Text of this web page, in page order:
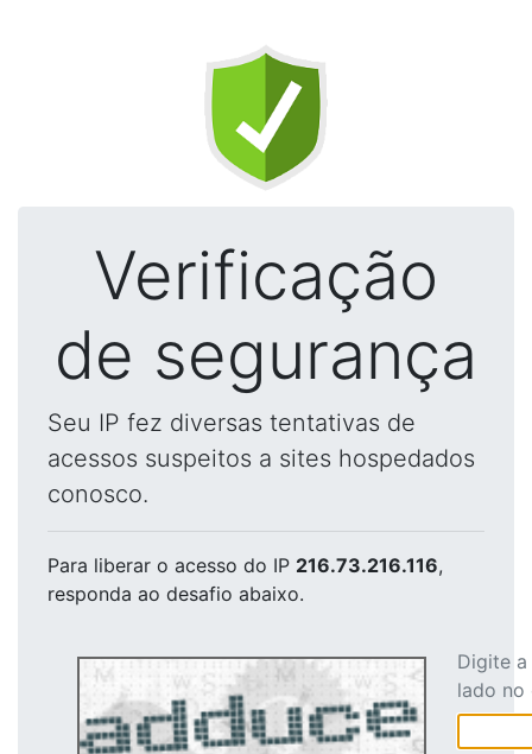
Verificação
de segurança
Seu IP fez diversas tentativas de
acessos suspeitos a sites hospedados
conosco.
Para liberar o acesso do IP 216.73.216.116,
responda ao desafio abaixo.
Digite
lado no